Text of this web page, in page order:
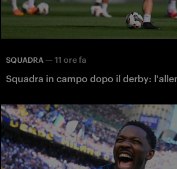
SQUADRA — 11 ore fa
Squadra in campo dopo il derby: